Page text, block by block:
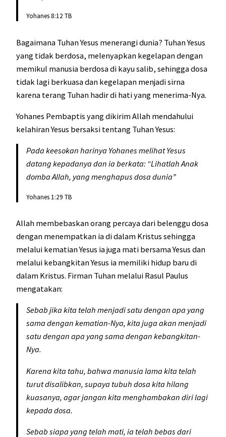
Yohanes 8:12 TB
Bagaimana Tuhan Yesus menerangi dunia? Tuhan Yesus
yang tidak berdosa, melenyapkan kegelapan dengan
memikul manusia berdosa di kayu salib, sehingga dosa
tidak lagi berkuasa dan kegelapan menjadi sirna
karena terang Tuhan hadir di hati yang menerima-Nya.
Yohanes Pembaptis yang dikirim Allah mendahului
kelahiran Yesus bersaksi tentang Tuhan Yesus:
Pada keesokan harinya Yohanes melihat Yesus
datang kepadanya dan ia berkata: “Lihatlah Anak
domba Allah, yang menghapus dosa dunia”
Yohanes 1:29 TB
Allah membebaskan orang percaya dari belenggu dosa
dengan menempatkan ia di dalam Kristus sehingga
melalui kematian Yesus ia juga mati bersama Yesus dan
melalui kebangkitan Yesus ia memiliki hidup baru di
dalam Kristus. Firman Tuhan melalui Rasul Paulus
mengatakan:
Sebab jika kita telah menjadi satu dengan apa yang
sama dengan kematian-Nya, kita juga akan menjadi
satu dengan apa yang sama dengan kebangkitan-
Nya.
Karena kita tahu, bahwa manusia lama kita telah
turut disalibkan, supaya tubuh dosa kita hilang
kuasanya, agar jangan kita menghambakan diri lagi
kepada dosa.
Sebab siapa yang telah mati, ia telah bebas dari